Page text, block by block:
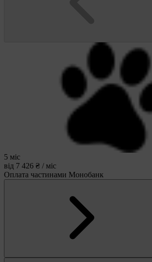
5 міс
від 7 426 ₴ / міс
Оплата частинами Монобанк